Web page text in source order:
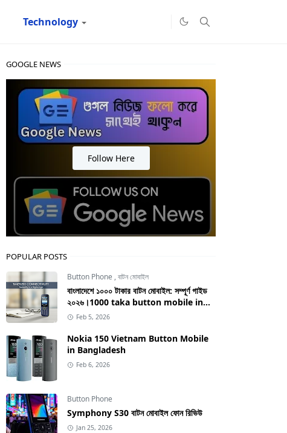
Technology
GOOGLE NEWS
Follow Here
POPULAR POSTS
Button Phone ,বাটন মোবাইল
বাংলাদেশে ১০০০ টাকার বাটন মোবাইল: সম্পূর্ণ গাইড
২০২৬।1000 taka button mobile in
bangladesh
Feb 5, 2026
Nokia 150 Vietnam Button Mobile
in Bangladesh
Feb 6, 2026
Button Phone
Symphony S30 বাটন মোবাইল ফোন রিভিউ
Jan 25, 2026